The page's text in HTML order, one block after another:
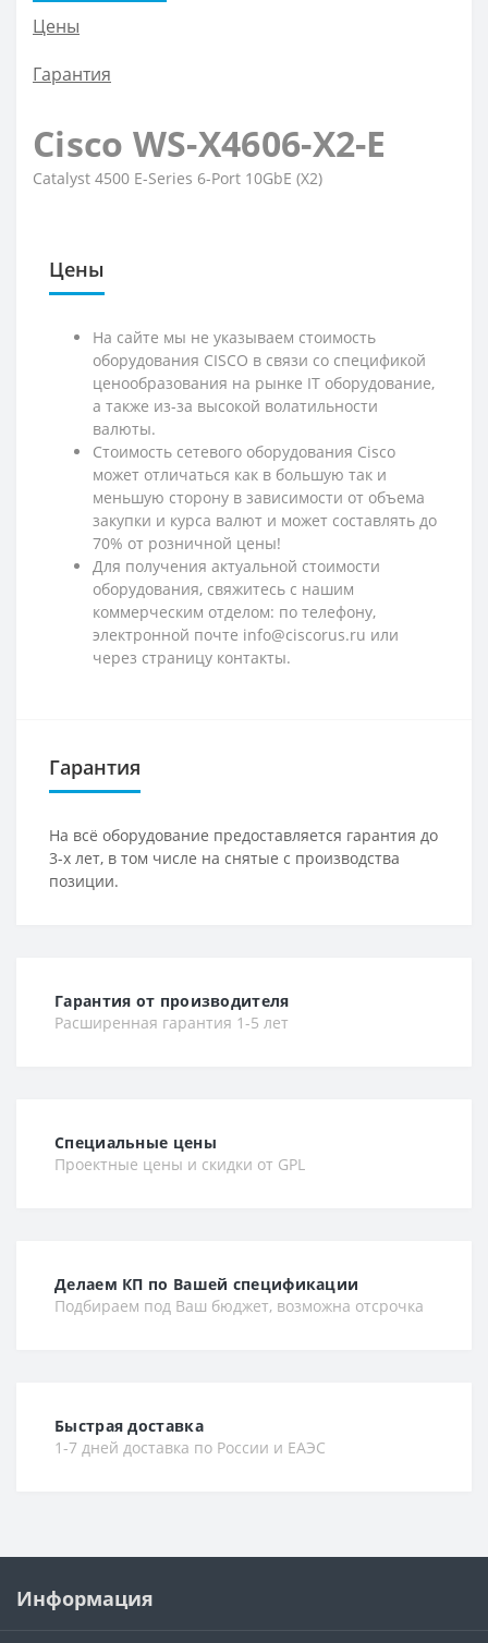
Цены
Гарантия
Cisco WS-X4606-X2-E
Catalyst 4500 E-Series 6-Port 10GbE (X2)
Цены
На сайте мы не указываем стоимость
оборудования CISCO в связи со спецификой
ценообразования на рынке IT оборудование,
а также из-за высокой волатильности
валюты.
Стоимость сетевого оборудования Cisco
может отличаться как в большую так и
меньшую сторону в зависимости от объема
закупки и курса валют и может составлять до
70% от розничной цены!
Для получения актуальной стоимости
оборудования, свяжитесь с нашим
коммерческим отделом: по телефону,
электронной почте info@ciscorus.ru или
через страницу контакты.
Гарантия
На всё оборудование предоставляется гарантия до
3-х лет, в том числе на снятые с производства
позиции.
Гарантия от производителя
Расширенная гарантия 1-5 лет
Специальные цены
Проектные цены и скидки от GPL
Делаем КП по Вашей спецификации
Подбираем под Ваш бюджет, возможна отсрочка
Быстрая доставка
1-7 дней доставка по России и ЕАЭС
Информация